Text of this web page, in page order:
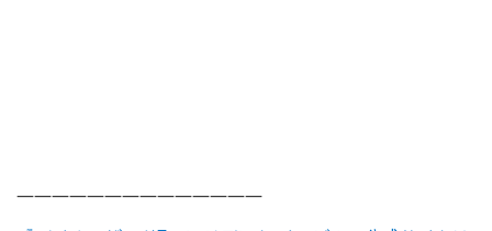
——————————————